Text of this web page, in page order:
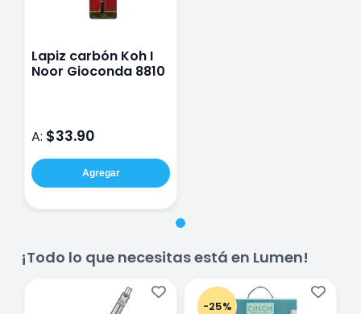
Lapiz carbón Koh I
Noor Gioconda 8810
A: $33.90
Agregar
¡Todo lo que necesitas está en Lumen!
-25%